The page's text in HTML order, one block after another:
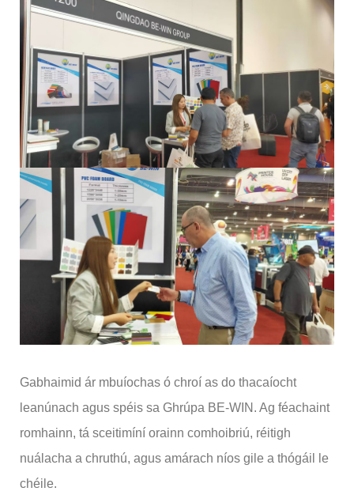
Gabhaimid ár mbuíochas ó chroí as do thacaíocht
leanúnach agus spéis sa Ghrúpa BE-WIN. Ag féachaint
romhainn, tá sceitimíní orainn comhoibriú, réitigh
nuálacha a chruthú, agus amárach níos gile a thógáil le
chéile.